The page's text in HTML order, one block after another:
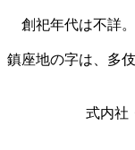
創祀年代は不詳
鎮座地の字は、多
式内社